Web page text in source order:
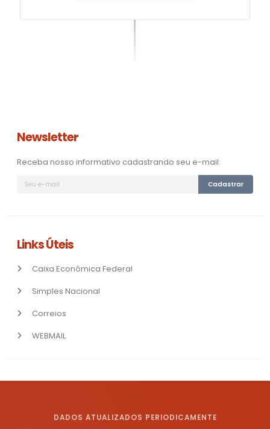
Newsletter
Receba nosso informativo cadastrando seu e-mail:
Cadastrar
Links Úteis
Caixa Econômica Federal
Simples Nacional
Correios
WEBMAIL
DADOS ATUALIZADOS PERIODICAMENTE